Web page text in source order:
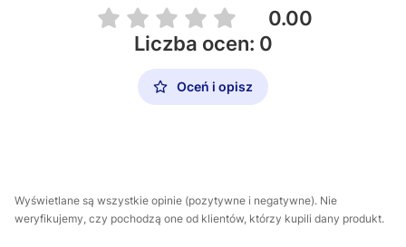
0.00
Liczba ocen: 0
Oceń i opisz
Wyświetlane są wszystkie opinie (pozytywne i negatywne). Nie
weryfikujemy, czy pochodzą one od klientów, którzy kupili dany produkt.